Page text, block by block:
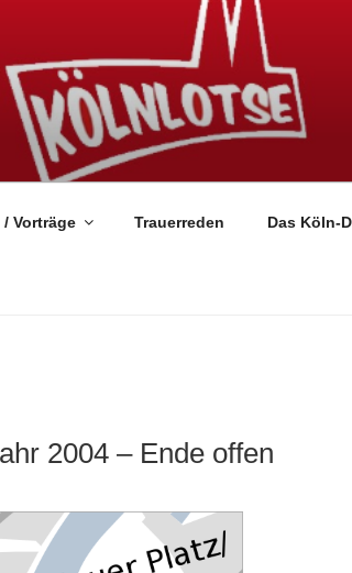
Vorträge Trauerreden Das Köln-
2004 – Ende offen